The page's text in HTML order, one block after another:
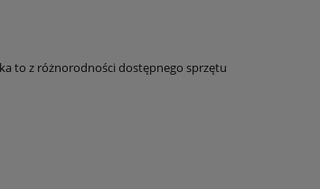
to z różnorodności dostępnego sprzętu